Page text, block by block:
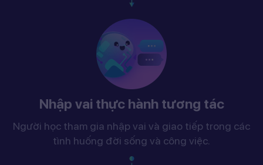
Nhập vai thực hành tương tác
Người học tham gia nhập vai và giao tiếp trong các
tình huống đời sống và công việc.